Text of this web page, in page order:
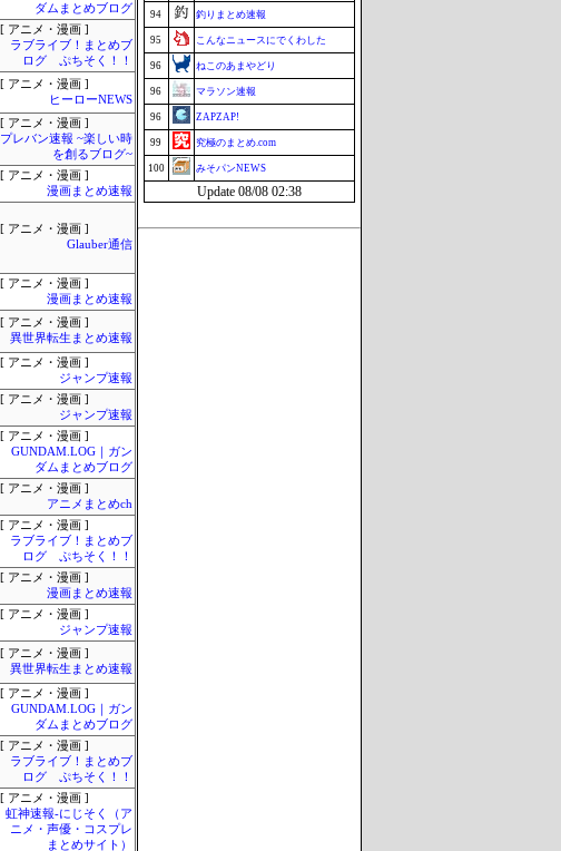
ダムまとめブログ
[ アニメ・漫画 ]
ラブライブ！まとめブ
ログ ぷちそく！！
[ アニメ・漫画 ]
ヒーローNEWS
[ アニメ・漫画 ]
プレバン速報 ~楽しい時
を創るブログ~
[ アニメ・漫画 ]
漫画まとめ速報
[ アニメ・漫画 ]
Glauber通信
[ アニメ・漫画 ]
漫画まとめ速報
[ アニメ・漫画 ]
異世界転生まとめ速報
[ アニメ・漫画 ]
ジャンプ速報
[ アニメ・漫画 ]
ジャンプ速報
[ アニメ・漫画 ]
GUNDAM.LOG｜ガン
ダムまとめブログ
[ アニメ・漫画 ]
アニメまとめch
[ アニメ・漫画 ]
ラブライブ！まとめブ
ログ ぷちそく！！
[ アニメ・漫画 ]
漫画まとめ速報
[ アニメ・漫画 ]
ジャンプ速報
[ アニメ・漫画 ]
異世界転生まとめ速報
[ アニメ・漫画 ]
GUNDAM.LOG｜ガン
ダムまとめブログ
[ アニメ・漫画 ]
ラブライブ！まとめブ
ログ ぷちそく！！
[ アニメ・漫画 ]
虹神速報-にじそく（ア
ニメ・声優・コスプレ
まとめサイト）
94 釣りまとめ速報
95 こんなニュースにでくわした
96 ねこのあまやどり
96 マラソン速報
96 ZAPZAP!
99 究極のまとめ.com
100 みそパンNEWS
Update 08/08 02:38